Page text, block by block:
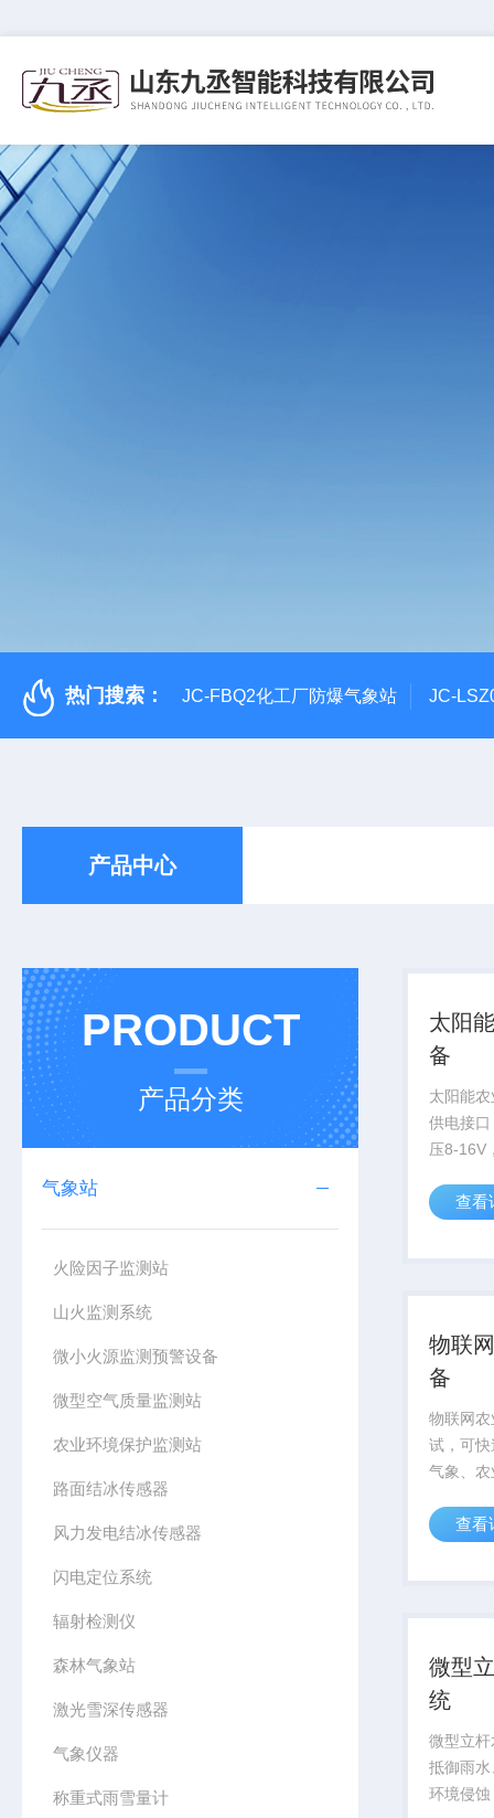
热门搜索： JC-FBQ2化工厂防爆气象站 JC-
产品中心
PRODUCT
产品分类
气象站
火险因子监测站
山火监测系统
微小火源监测预警设备
微型空气质量监测站
农业环境保护监测站
路面结冰传感器
风力发电结冰传感器
闪电定位系统
辐射检测仪
森林气象站
激光雪深传感器
气象仪器
称重式雨雪量计
太阳
备
太阳能
供电接
压8-16V
查看
物联
备
物联网
试，可
气象、
校园教
查看
微型
统
微型立
抵御雨
环境侵